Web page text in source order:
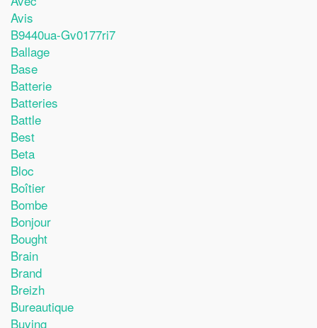
Avis
B9440ua-Gv0177ri7
Ballage
Base
Batterie
Batteries
Battle
Best
Beta
Bloc
Boîtier
Bombe
Bonjour
Bought
Brain
Brand
Breizh
Bureautique
Buying